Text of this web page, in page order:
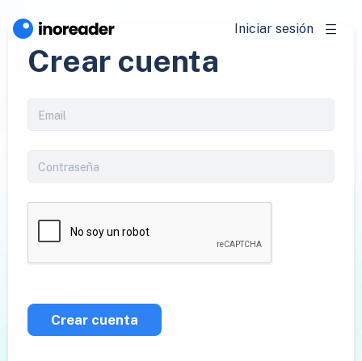
Iniciar sesión
Crear cuenta
Crear cuenta